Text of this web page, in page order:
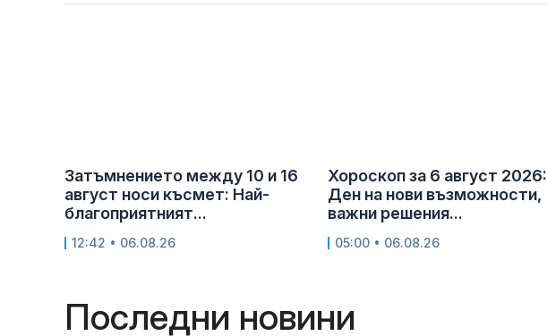
Затъмнението между 10 и 16
август носи късмет: Най-
благоприятният...
12:42 • 06.08.26
Хороскоп за 6 август 2026:
Ден на нови възможности,
важни решения...
05:00 • 06.08.26
Последни новини